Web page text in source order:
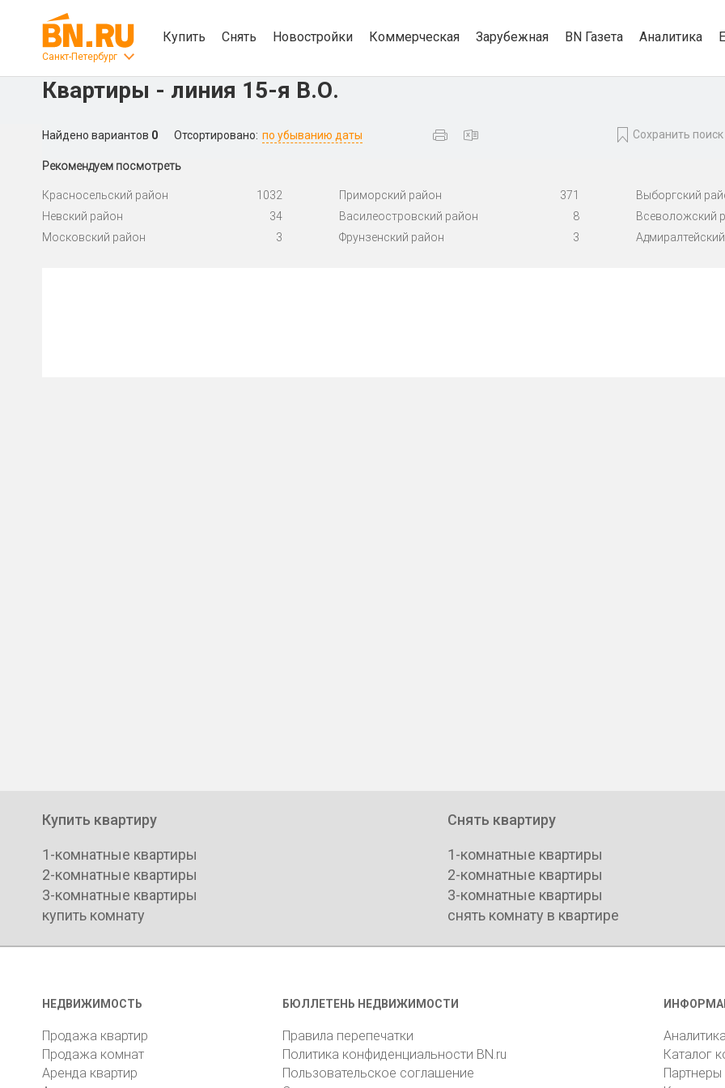
Санкт-Петербург
Купить Снять Новостройки Коммерческая Зарубежная BN Газета Аналитика
Квартиры - линия 15-я В.О.
Найдено вариантов 0 Отсортировано: по убыванию даты Сохранить поиск
Рекомендуем посмотреть
Красносельский район 1032 Приморский район 371 Выборгский
Невский район
34 Василеостровский район 8 Всеволожский
Московский район
3 Фрунзенский район 3
Купить квартиру
1-комнатные квартиры
2-комнатные квартиры
3-комнатные квартиры
купить комнату
Снять квартиру
1-комнатные квартиры
2-комнатные квартиры
3-комнатные квартиры
снять комнату в квартире
НЕДВИЖИМОСТЬ
Продажа квартир
Продажа комнат
Аренда квартир
БЮЛЛЕТЕНЬ НЕДВИЖИМОСТИ
Правила перепечатки
Политика конфиденциальности BN.ru
Пользовательское соглашение
Каталог
Партнеры